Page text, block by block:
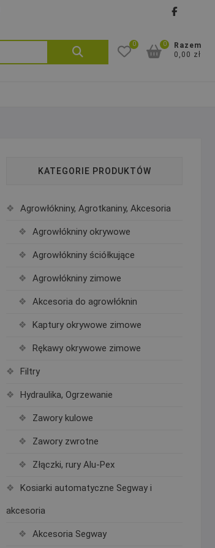
Szukaj: 0
Razem
0,00 zł
0
KATEGORIE PRODUKTÓW
Agrowłókniny, Agrotkaniny, Akcesoria
Agrowłókniny okrywowe
Agrowłókniny ściółkujące
Agrowłókniny zimowe
Akcesoria do agrowłóknin
Kaptury okrywowe zimowe
Rękawy okrywowe zimowe
Filtry
Hydraulika, Ogrzewanie
Zawory kulowe
Zawory zwrotne
Złączki, rury Alu-Pex
Kosiarki automatyczne Segway i
akcesoria
Akcesoria Segway